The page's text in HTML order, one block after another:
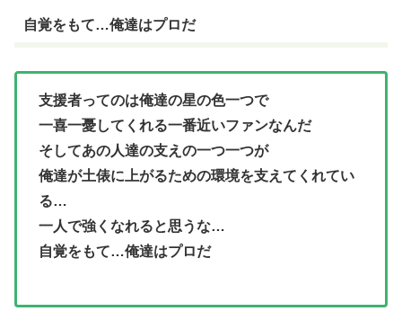
自覚をもて…俺達はプロだ
支援者ってのは俺達の星の色一つで
一喜一憂してくれる一番近いファンなんだ
そしてあの人達の支えの一つ一つが
俺達が土俵に上がるための環境を支えてくれてい
る…
一人で強くなれると思うな…
自覚をもて…俺達はプロだ